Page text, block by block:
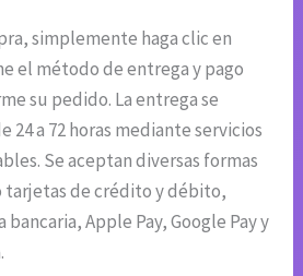
simplemente haga clic en
el método de entrega y pago
su pedido. La entrega se
24 a 72 horas mediante servicios
Se aceptan diversas formas
tarjetas de crédito y débito,
Apple Pay, Google Pay y